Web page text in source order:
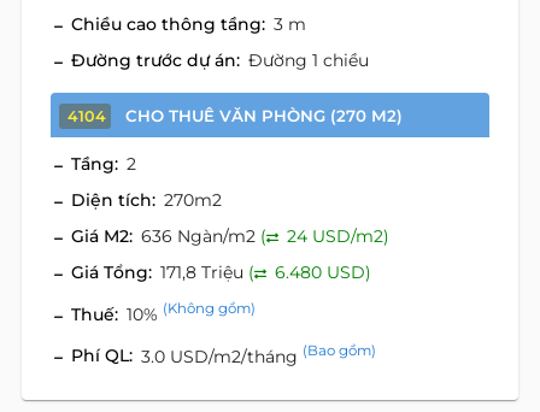
Chiều cao thông tầng: 3 m
Đường trước dự án: Đường 1 chiều
4104 CHO THUÊ VĂN PHÒNG (270 M2)
Tầng: 2
Diện tích: 270m2
Giá M2: 636 Ngàn/m2 (
24 USD/m2)
Giá Tổng: 171,8 Triệu (
6.480 USD)
Thuế: 10% (Không gồm)
Phí QL: 3.0 USD/m2/tháng (Bao gồm)